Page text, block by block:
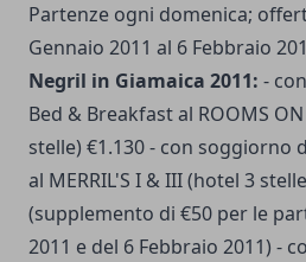
Partenze ogni domenica;
Gennaio 2011 al 6 Febbraio
Negril in Giamaica 2011: -
Bed & Breakfast al ROOMS
stelle) €1.130 - con soggiorno
al MERRIL'S I & III (hotel 3
(supplemento di €50 per le
2011 e del 6 Febbraio 2011) -